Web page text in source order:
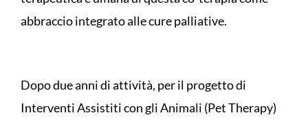
abbraccio integrato alle cure palliative.
Dopo due anni di attività, per il progetto di
Interventi Assistiti con gli Animali (Pet Therapy)